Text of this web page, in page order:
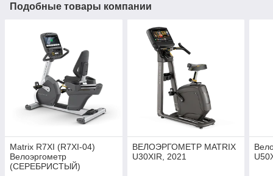
Подобные товары компании
Matrix R7XI (R7XI-04)
Велоэргометр
(СЕРЕБРИСТЫЙ)
ВЕЛОЭРГОМЕТР MATRIX
U30XIR, 2021